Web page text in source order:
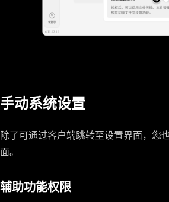
手动系统设置
除了可通过客户端跳转至设置界面，您
面。
辅助功能权限